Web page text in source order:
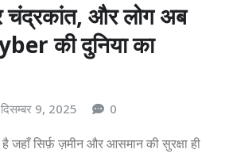
और लोग अब
की दुनिया का
दिसम्बर 9, 2025 0
जहाँ सिर्फ़ ज़मीन और आसमान की सुरक्षा ही